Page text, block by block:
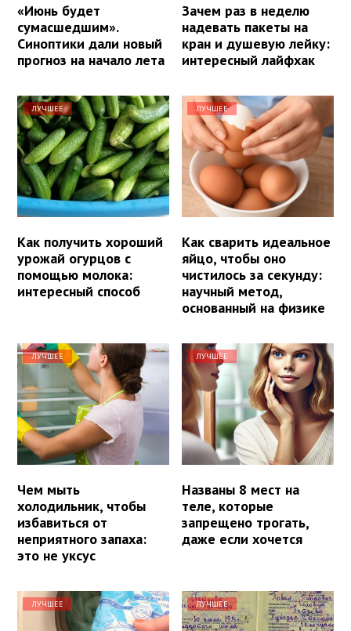
«Июнь будет
сумасшедшим».
Синоптики дали новый
прогноз на начало лета
Зачем раз в неделю
надевать пакеты на
кран и душевую лейку:
интересный лайфхак
ЛУЧШЕЕ
Как получить хороший
урожай огурцов с
помощью молока:
интересный способ
ЛУЧШЕЕ
Как сварить идеальное
яйцо, чтобы оно
чистилось за секунду:
научный метод,
основанный на физике
ЛУЧШЕЕ
Чем мыть
холодильник, чтобы
избавиться от
неприятного запаха:
это не уксус
ЛУЧШЕЕ
Названы 8 мест на
теле, которые
запрещено трогать,
даже если хочется
ЛУЧШЕЕ ЛУЧШЕЕ